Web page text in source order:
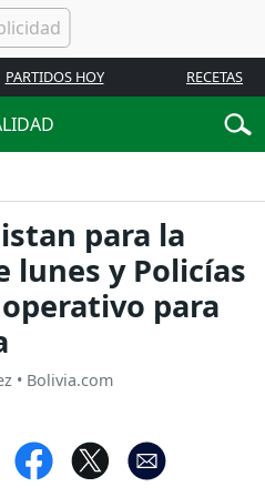
PARTIDOS HOY RECETAS
para la
lunes y Policías
para
• Bolivia.com